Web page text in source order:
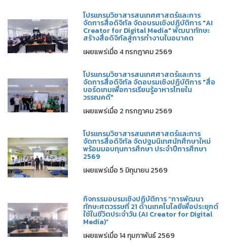
โปรแกรมวิชาสารสนเทศศาสตร์และการ
จัดการสื่อดิจิทัล จัดอบรมเชิงปฏิบัติการ "AI
Creator for Digital Media" พัฒนาทักษะ
สร้างสื่อดิจิทัลสู่การทำงานในอนาคต
เผยแพร่เมื่อ 4 กรกฎาคม 2569
โปรแกรมวิชาสารสนเทศศาสตร์และการ
จัดการสื่อดิจิทัล จัดอบรมเชิงปฏิบัติการ "สื่อ
บอร์ดเกมเพื่อการเรียนรู้อาหารไทยใน
วรรณคดี"
เผยแพร่เมื่อ 2 กรกฎาคม 2569
โปรแกรมวิชาสารสนเทศศาสตร์และการ
จัดการสื่อดิจิทัล จัดปฐมนิเทศนักศึกษาใหม่
พร้อมมอบทุนการศึกษา ประจำปีการศึกษา
2569
เผยแพร่เมื่อ 5 มิถุนายน 2569
กิจกรรมอบรมเชิงปฏิบัติการ “การพัฒนา
ทักษะศตวรรษที่ 21 ด้านเทคโนโลยีเพื่อประยุกต์
ใช้ในชีวิตประจำวัน (AI Creator for Digital
Media)”
เผยแพร่เมื่อ 14 กุมภาพันธ์ 2569